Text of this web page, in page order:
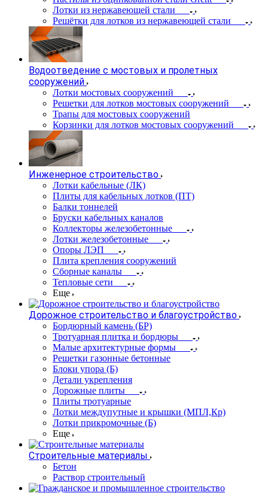
Лотки из нержавеющей стали
Решётки для лотков из нержавеющей стали
Водоотведение с мостовых и пролетных
сооружений
Лотки мостовых сооружений
Решетки для лотков мостовых сооружений
Трапы для мостовых сооружений
Корзинки для лотков мостовых сооружений
Инженерное строительство
Лотки кабельные (ЛК)
Плиты для кабельных лотков (ПТ)
Балки тоннелей
Бруски кабельных каналов
Коллекторы железобетонные
Лотки железобетонные
Опоры ЛЭП
Плита крепления сооружений
Сборные каналы
Тепловые сети
Еще
Дорожное строительство и благоустройство
Бордюрный камень (БР)
Тротуарная плитка и бордюры
Малые архитектурные формы
Решетки газонные бетонные
Блоки упора (Б)
Детали укрепления
Дорожные плиты
Плиты тротуарные
Лотки междупутные и крышки (МПЛ,Кр)
Лотки прикромочные (Б)
Еще
Строительные материалы
Бетон
Раствор строительный